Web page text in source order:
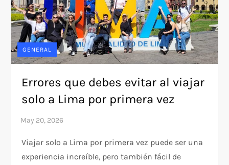
GENERAL
Errores que debes evitar al viajar
solo a Lima por primera vez
Viajar solo a Lima por primera vez puede ser una
experiencia increíble, pero también fácil de